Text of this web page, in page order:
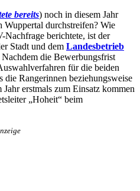
bereits) noch in diesem Jahr
Wuppertal durchstreifen? Wie
-Nachfrage berichtete, ist der
Stadt und dem Landesbetrieb
Nachdem die Bewerbungsfrist
für die beiden
die Rangerinnen beziehungsweise
erstmals zum Einsatz kommen
„Hoheit“ beim